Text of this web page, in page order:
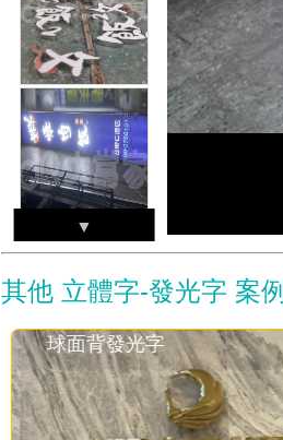
其他 立體字-發光字 案例
無邊發光字